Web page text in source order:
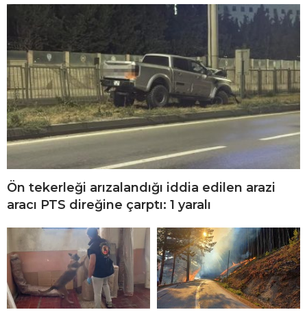
Ön tekerleği arızalandığı iddia edilen arazi
aracı PTS direğine çarptı: 1 yaralı